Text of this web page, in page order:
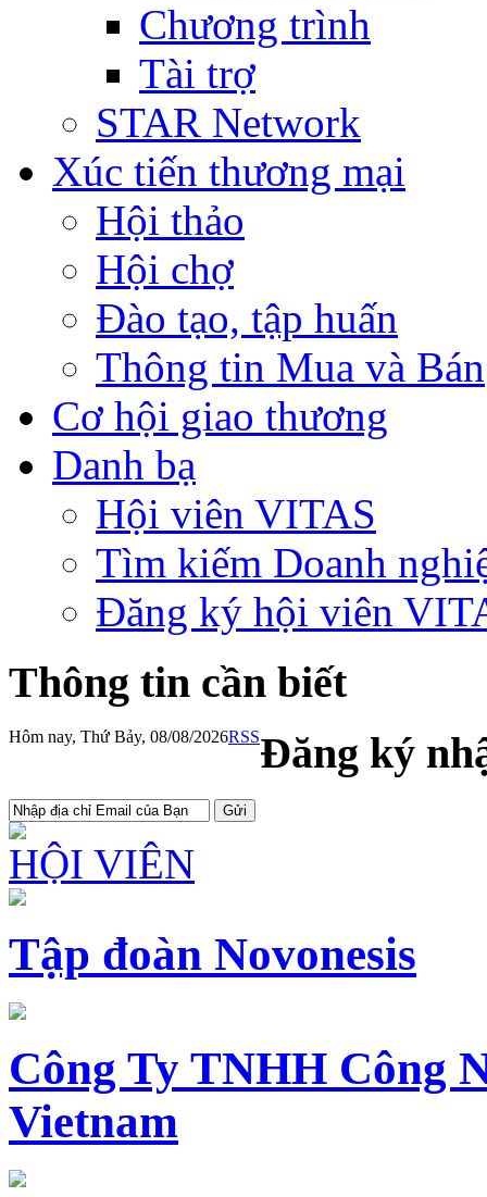
Chương trình
Tài trợ
STAR Network
Xúc tiến thương mại
Hội thảo
Hội chợ
Đào tạo, tập huấn
Thông tin Mua và Bán
Cơ hội giao thương
Danh bạ
Hội viên VITAS
Tìm kiếm Doanh
Đăng ký hội viên
Thông tin cần biết
Hôm nay, Thứ Bảy, 08/08/2026RSSĐăng ký
HỘI VIÊN
Tập đoàn Novonesis
Công Ty TNHH Công
Vietnam